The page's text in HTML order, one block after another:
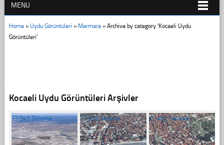
MENU
Home» Uydu Görüntüleri » Marmara» Archive by category 'Kocaeli Uydu
Görüntüleri'
Kocaeli Uydu Görüntüleri Arşivler
☐347 Tıklama ☐358 Tıklama ☐402 Tıklama